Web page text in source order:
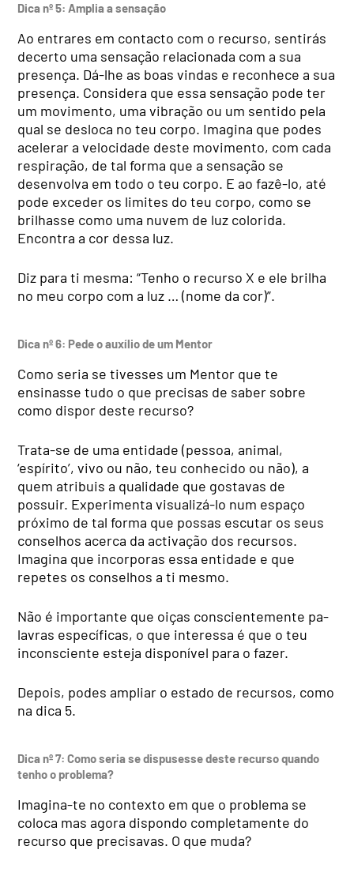
Dica nº 5: Amplia a sensação
Ao entrares em contacto com o recurso, sentirás
de­certo uma sensação relacio­nada com a sua
presença. Dá-lhe as boas vindas e reco­nhece a sua
presença. Consi­dera que essa sensação pode ter
um movimento, uma vi­bração ou um sentido pela
qual se desloca no teu corpo. Imagina que podes
acelerar a velocidade deste movimen­to, com cada
respiração, de tal forma que a sensação se
desenvolva em todo o teu corpo. E ao fazê-lo, até
pode exceder os limites do teu cor­po, como se
brilhasse como uma nuvem de luz colorida.
Encontra a cor dessa luz.
Diz para ti mesma: “Te­nho o recurso X e ele brilha
no meu corpo com a luz … (nome da cor)”.
Dica nº 6: Pede o auxílio de um Mentor
Como seria se tivesses um Mentor que te
ensinasse tudo o que precisas de sa­ber sobre
como dispor des­te recurso?
Trata-se de uma entidade (pessoa, animal,
‘espírito’, vivo ou não, teu conhecido ou não), a
quem atribuis a qualidade que gostavas de
possuir. Experimenta visua­lizá-lo num espaço
próximo de tal forma que possas es­cutar os seus
conselhos acer­ca da activação dos recursos.
Imagina que incorporas essa entidade e que
repetes os conselhos a ti mesmo.
Não é importante que oiças conscientemente pa­
lavras específicas, o que in­teressa é que o teu
incons­ciente esteja disponível para o fazer.
Depois, podes ampliar o estado de recursos, como
na dica 5.
Dicanº7: Como seria se dispusesse deste recurso quando
tenho o problema?
Imagina-te no contexto em que o problema se
coloca mas agora dispondo comple­tamente do
recurso que pre­cisavas. O que muda?